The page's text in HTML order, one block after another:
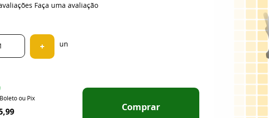
Faça uma avaliação
un
ou Pix
Comprar